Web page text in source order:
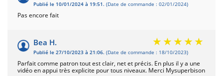
Publié le 10/01/2024 à 19:51. (Date de commande : 02/01/2024)
Pas encore fait
Bea H.
Publié le 27/10/2023 à 21:06. (Date de commande : 18/10/2023)
Parfait comme patron tout est clair, net et précis. En plus il y a une
vidéo en appui très explicite pour tous niveaux. Merci Mysuperbison